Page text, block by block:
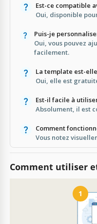
Est-ce compatible
Oui, disponible
Puis-je
Oui, vous pouvez
facilement.
La template est-
Oui, elle est
Est-il facile à
Absolument, il est
Comment
Vous notez
Comment utiliser
1